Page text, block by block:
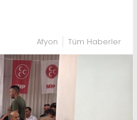
Afyon Tüm Haberler